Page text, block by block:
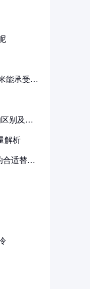
能承受多
别及其
解析
合适替代